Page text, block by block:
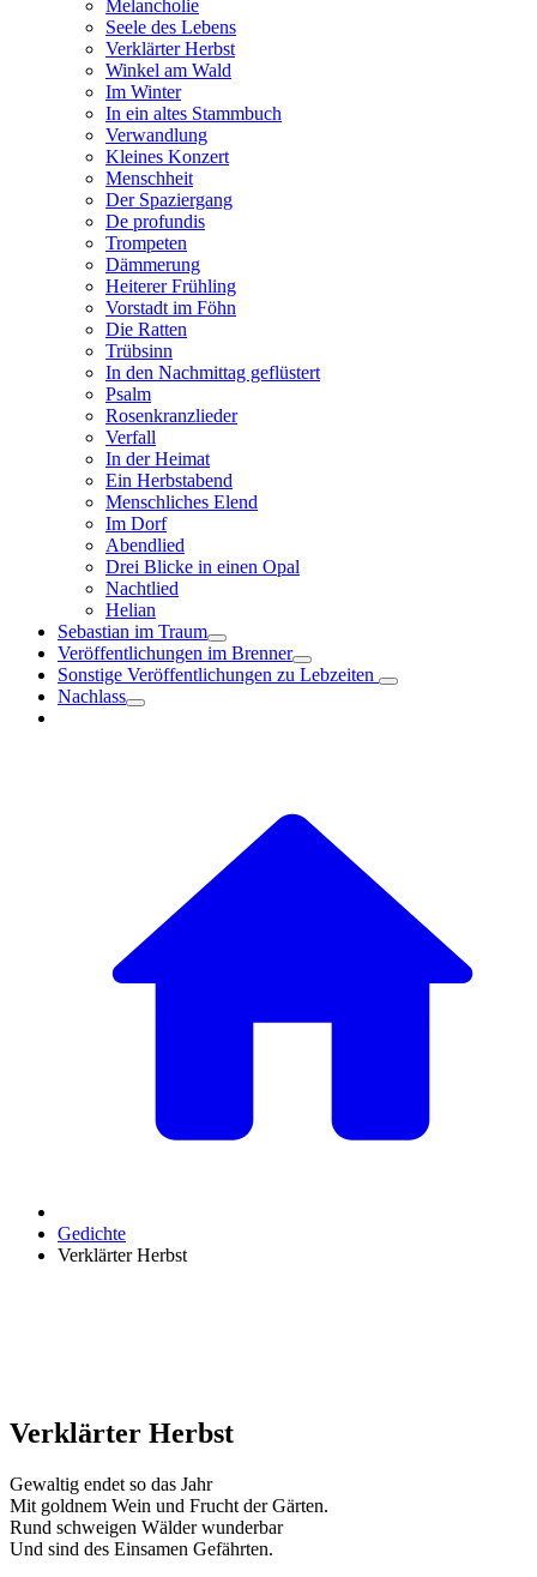
Melancholie
Seele des Lebens
Verklärter Herbst
Winkel am Wald
Im Winter
In ein altes Stammbuch
Verwandlung
Kleines Konzert
Menschheit
Der Spaziergang
De profundis
Trompeten
Dämmerung
Heiterer Frühling
Vorstadt im Föhn
Die Ratten
Trübsinn
In den Nachmittag geflüstert
Psalm
Rosenkranzlieder
Verfall
In der Heimat
Ein Herbstabend
Menschliches Elend
Im Dorf
Abendlied
Drei Blicke in einen Opal
Nachtlied
Helian
Sebastian im Traum
Veröffentlichungen im Brenner
Sonstige Veröffentlichungen zu Lebzeiten
Nachlass
Gedichte
Verklärter Herbst
Verklärter Herbst
Gewaltig endet so das Jahr
Mit goldnem Wein und Frucht der Gärten.
Rund schweigen Wälder wunderbar
Und sind des Einsamen Gefährten.